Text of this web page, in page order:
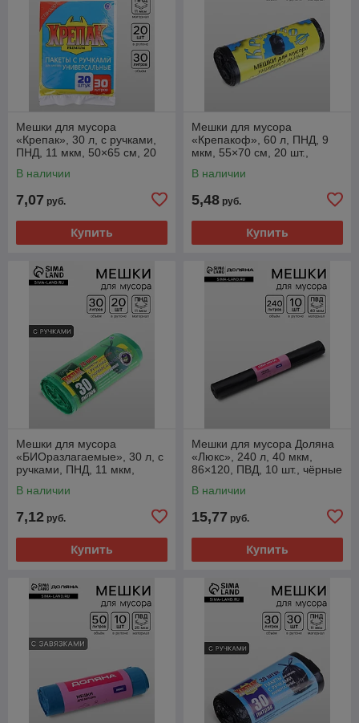
Мешки для мусора
«Крепак», 30 л, с ручками,
ПНД, 11 мкм, 50×65 см, 20
В наличии
7,07 руб.
Купить
Мешки для мусора
«Крепакоф», 60 л, ПНД, 9
мкм, 55×70 см, 20 шт.,
В наличии
5,48 руб.
Купить
Мешки для мусора
«БИОразлагаемые», 30 л, с
ручками, ПНД, 11 мкм,
В наличии
7,12 руб.
Купить
Мешки для мусора Доляна
«Люкс», 240 л, 40 мкм,
86×120, ПВД, 10 шт., чёрные
В наличии
15,77 руб.
Купить